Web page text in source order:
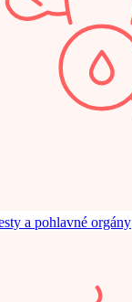
a pohlavné orgány